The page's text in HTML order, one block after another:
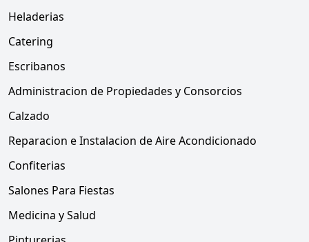
Heladerias
Catering
Escribanos
Administracion de Propiedades y Consorcios
Calzado
Reparacion e Instalacion de Aire Acondicionado
Confiterias
Salones Para Fiestas
Medicina y Salud